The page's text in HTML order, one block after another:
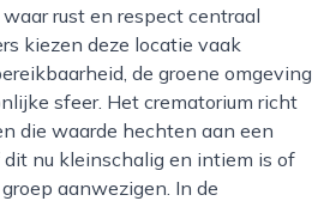
rust en respect centraal
kiezen deze locatie vaak
de groene omgeving
sfeer. Het crematorium richt
die waarde hechten aan een
nu kleinschalig en intiem is of
aanwezigen. In de